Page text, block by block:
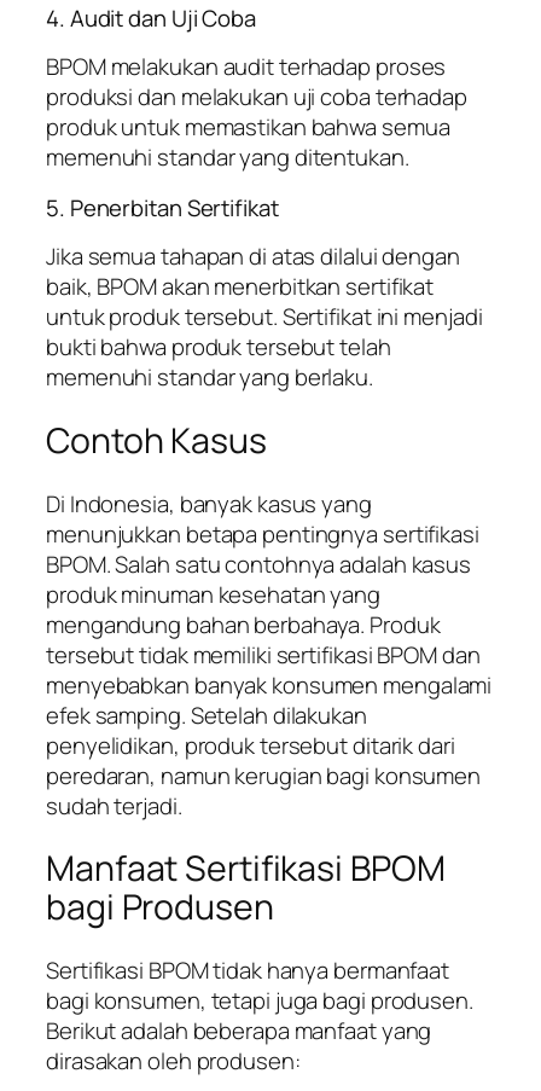
4. Audit dan Uji Coba
BPOM melakukan audit terhadap proses
produksi dan melakukan uji coba terhadap
produk untuk memastikan bahwa semua
memenuhi standar yang ditentukan.
5. Penerbitan Sertifikat
Jika semua tahapan di atas dilalui dengan
baik, BPOM akan menerbitkan sertifikat
untuk produk tersebut. Sertifikat ini menjadi
bukti bahwa produk tersebut telah
memenuhi standar yang berlaku.
Contoh Kasus
Di Indonesia, banyak kasus yang
menunjukkan betapa pentingnya sertifikasi
BPOM. Salah satu contohnya adalah kasus
produk minuman kesehatan yang
mengandung bahan berbahaya. Produk
tersebut tidak memiliki sertifikasi BPOM dan
menyebabkan banyak konsumen mengalami
efek samping. Setelah dilakukan
penyelidikan, produk tersebut ditarik dari
peredaran, namun kerugian bagi konsumen
sudah terjadi.
Manfaat Sertifikasi BPOM
bagi Produsen
Sertifikasi BPOM tidak hanya bermanfaat
bagi konsumen, tetapi juga bagi produsen.
Berikut adalah beberapa manfaat yang
dirasakan oleh produsen: